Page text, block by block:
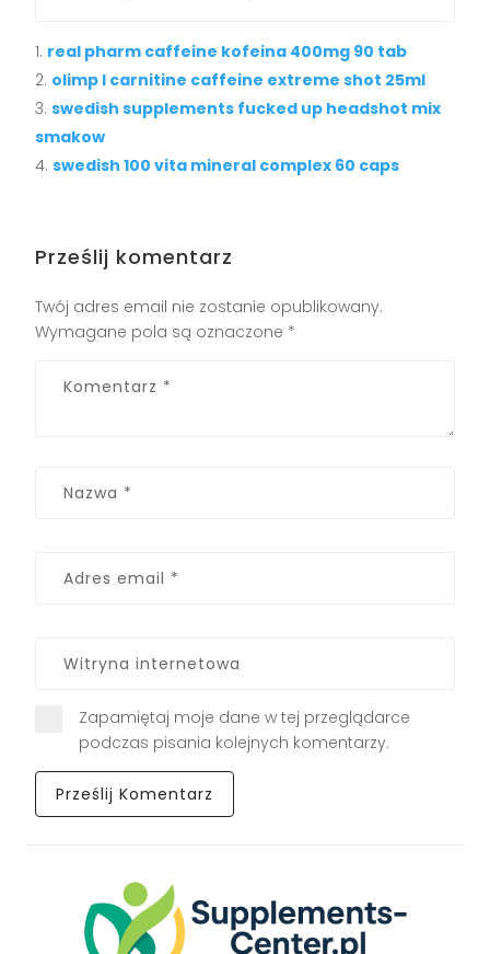
real pharm caffeine kofeina 400mg 90 tab
olimp l carnitine caffeine extreme shot 25ml
swedish supplements fucked up headshot mix
smakow
swedish 100 vita mineral complex 60 caps
Prześlij komentarz
Twój adres email nie zostanie opublikowany.
Wymagane pola są oznaczone *
Zapamiętaj moje dane w tej przeglądarce
podczas pisania kolejnych komentarzy.